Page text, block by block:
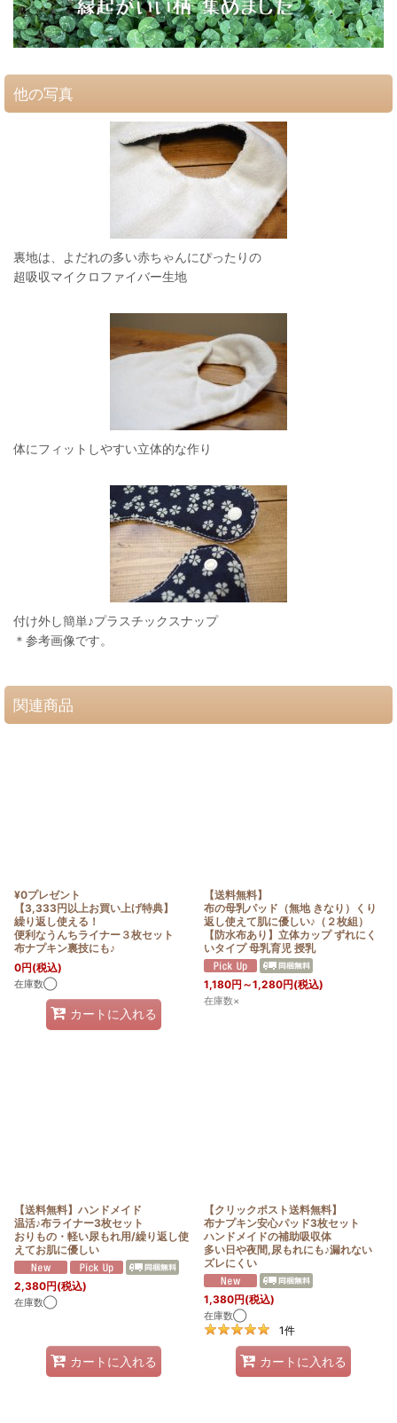
他の写真
裏地は、よだれの多い赤ちゃんにぴったりの
超吸収マイクロファイバー生地
体にフィットしやすい立体的な作り
付け外し簡単♪プラスチックスナップ
＊参考画像です。
関連商品
¥0プレゼント
【3,333円以上お買い上げ特典】
繰り返し使える！
便利なうんちライナー３枚セット
布ナプキン裏技にも♪
0円(税込)
在庫数◯
カートに入れる
【送料無料】
布の母乳パッド（無地 きなり）くり
返し使えて肌に優しい♪（２枚組）
【防水布あり】立体カップ ずれにく
いタイプ 母乳育児 授乳
1,180円 ～1,280円(税込)
在庫数×
【送料無料】ハンドメイド
温活♪布ライナー3枚セット
おりもの・軽い尿もれ用/繰り返し使
えてお肌に優しい
2,380円(税込)
在庫数◯
カートに入れる
【クリックポスト送料無料】
布ナプキン安心パッド3枚セット
ハンドメイドの補助吸収体
多い日や夜間,尿もれにも♪漏れない
ズレにくい
1,380円(税込)
在庫数◯
1件
カートに入れる